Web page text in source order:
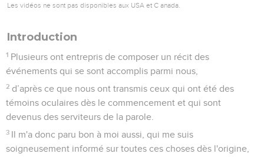
Les vidéos ne sont pas disponibles aux USA et C anada.
Introduction
1 Plusieurs ont entrepris de composer un récit des
événements qui se sont accomplis parmi nous,
2 d’après ce que nous ont transmis ceux qui ont été des
témoins oculaires dès le commencement et qui sont
devenus des serviteurs de la parole.
3 Il m'a donc paru bon à moi aussi, qui me suis
soigneusement informé sur toutes ces choses dès l'origine,